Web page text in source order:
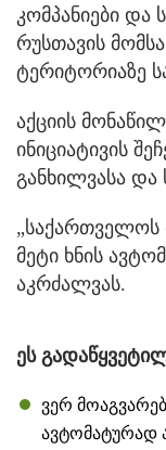
კომპანიები და
რუსთავის
ტერიტორიაზე
აქციის
ინიციატივის
განხილვასა
„საქართველოს
მეტი ხნის
აკრძალვას.
ეს
ვერ
ავტომატურად